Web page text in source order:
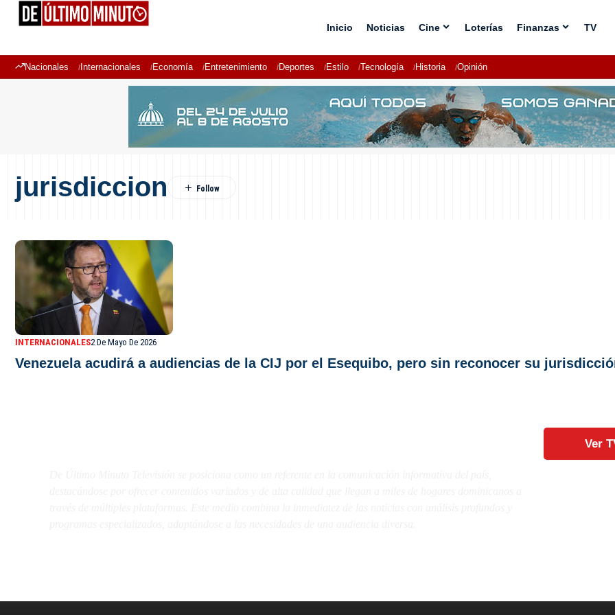
Inicio Noticias Cine Loterías Finanzas TV
Nacionales Internacionales Economía Entretenimiento Deportes Estilo Tecnología Historia Opinión
jurisdiccion
INTERNACIONALES2 De Mayo De 2026
Venezuela acudirá a audiencias de la CIJ por el Esequibo, pero sin reconocer su
Ver